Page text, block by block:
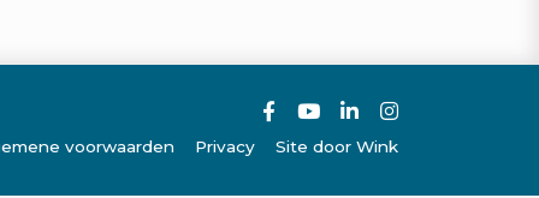
voorwaarden Privacy Site door Wink